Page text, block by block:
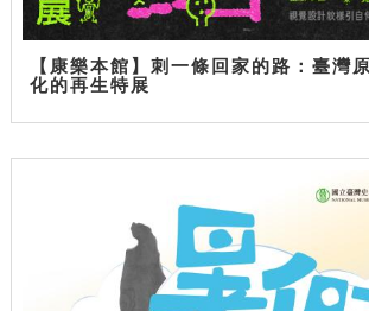
【康樂本館】刺一條回家的路：臺灣
化的再生特展